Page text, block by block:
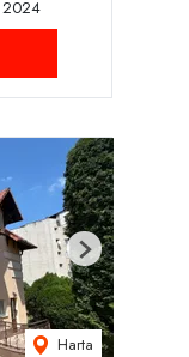
2024
Harta
Next